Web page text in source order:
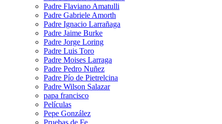
Padre Flaviano Amatulli
Padre Gabriele Amorth
Padre Ignacio Larrañaga
Padre Jaime Burke
Padre Jorge Loring
Padre Luis Toro
Padre Moises Larraga
Padre Pedro Nuñez
Padre Pío de Pietrelcina
Padre Wilson Salazar
papa francisco
Películas
Pepe González
Pruebas de Fe